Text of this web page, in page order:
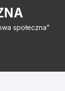
społeczna”